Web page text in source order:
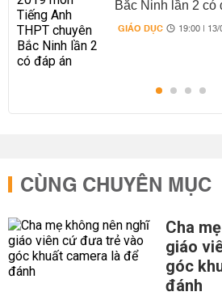
Bắc Ninh lần 2 có
GIÁO DỤC 19:00 |
CÙNG CHUYÊN MỤC
Cha
giáo
góc
đánh